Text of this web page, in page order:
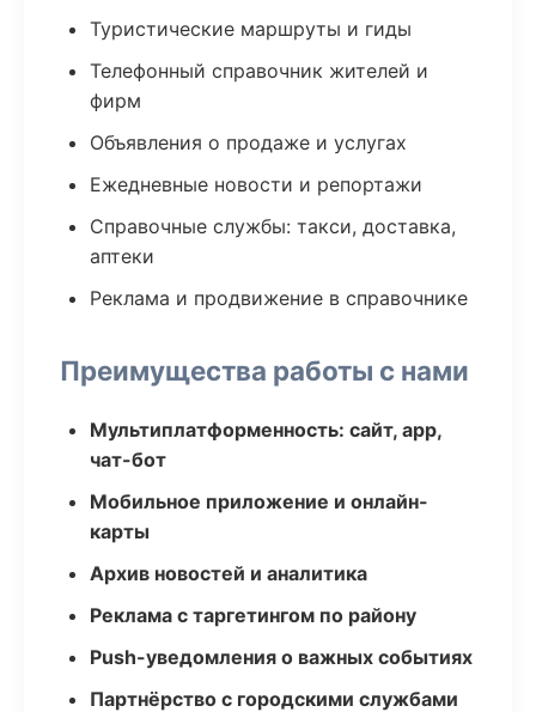
Туристические маршруты и гиды
Телефонный справочник жителей и
фирм
Объявления о продаже и услугах
Ежедневные новости и репортажи
Справочные службы: такси, доставка,
аптеки
Реклама и продвижение в справочнике
Преимущества работы с нами
Мультиплатформенность: сайт, app,
чат-бот
Мобильное приложение и онлайн-
карты
Архив новостей и аналитика
Реклама с таргетингом по району
Push-уведомления о важных событиях
Партнёрство с городскими службами